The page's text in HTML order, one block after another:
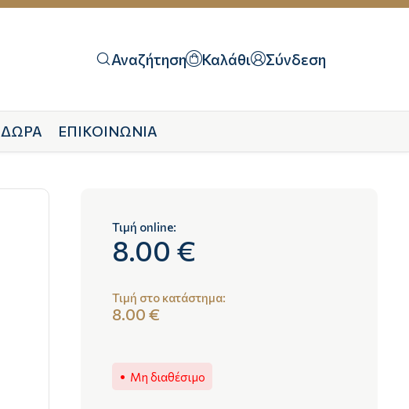
Αναζήτηση Καλάθι Σύνδεση
ΔΩΡΑ ΕΠΙΚΟΙΝΩΝΙΑ
Τιμή online:
8.00 €
Τιμή στο κατάστημα:
8.00 €
Μη διαθέσιμο